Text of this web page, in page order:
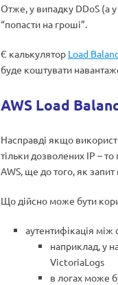
Отже, у випадку DDoS (а
“попасти на гроші”.
Є калькулятор Load
буде коштувати
AWS Load
Насправді якщо
тільки дозволених IP –
AWS, ще до того, як запит
Що дійсно може бути
аутентифікація між
наприклад, у
VictoriaLogs
в логах може